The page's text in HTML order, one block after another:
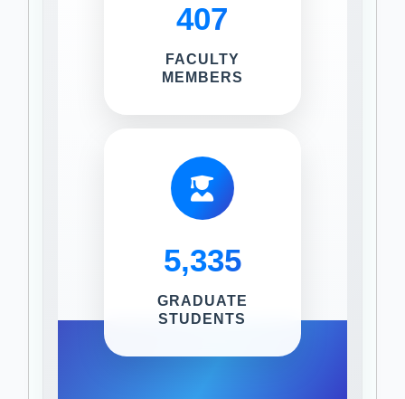
407
FACULTY
MEMBERS
5,335
GRADUATE
STUDENTS